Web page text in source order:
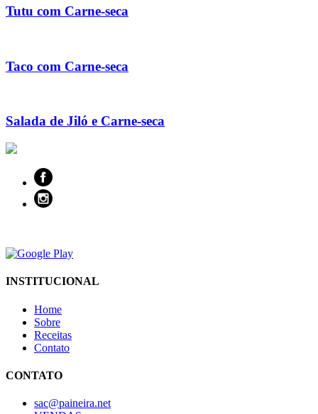
Tutu com Carne-seca
Taco com Carne-seca
Salada de Jiló e Carne-seca
INSTITUCIONAL
Home
Sobre
Receitas
Contato
CONTATO
sac@paineira.net